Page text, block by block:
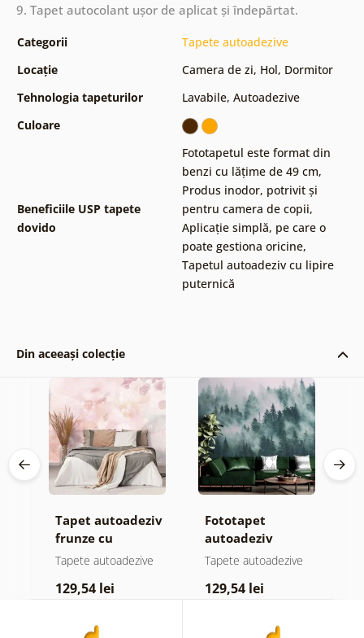
9. Tapet autocolant ușor de aplicat și îndepărtat.
Categorii
Tapete autoadezive
Locație
Camera de zi, Hol, Dormitor
Tehnologia tapeturilor
Lavabile, Autoadezive
Culoare
Beneficiile USP tapete
dovido
Fototapetul este format din
benzi cu lățime de 49 cm,
Produs inodor, potrivit și
pentru camera de copii,
Aplicație simplă, pe care o
poate gestiona oricine,
Tapetul autoadeziv cu lipire
puternică
Din aceeași colecție
Tapet autoadeziv
frunze cu
atingere
Tapete autoadezive
129,54 lei
Fototapet
autoadeziv
pădure în ceață
Tapete autoadezive
129,54 lei